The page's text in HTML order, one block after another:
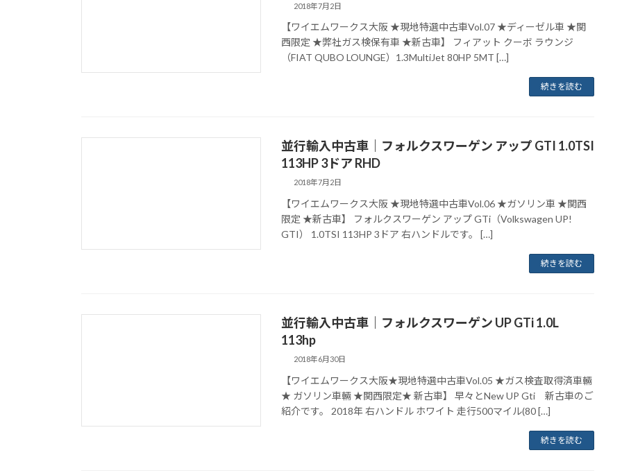
2018年7月2日
【ワイエムワークス大阪 ★現地特選中古車Vol.07 ★ディーゼル車 ★関
西限定 ★弊社ガス検保有車 ★新古車】 フィアット クーボ ラウンジ
（FIAT QUBO LOUNGE）1.3MultiJet 80HP 5MT […]
続きを読む
並行輸入中古車｜フォルクスワーゲン アップ GTI 1.0TSI
113HP 3ドア RHD
2018年7月2日
【ワイエムワークス大阪 ★現地特選中古車Vol.06 ★ガソリン車 ★関西
限定 ★新古車】 フォルクスワーゲン アップ GTi（Volkswagen UP!
GTI） 1.0TSI 113HP 3ドア 右ハンドルです。 […]
続きを読む
並行輸入中古車｜フォルクスワーゲン UP GTi 1.0L
113hp
2018年6月30日
【ワイエムワークス大阪★現地特選中古車Vol.05 ★ガス検査取得済車輛
★ ガソリン車輛 ★関西限定★ 新古車】 早々とNew UP Gti 新古車のご
紹介です。 2018年 右ハンドル ホワイト 走行500マイル(80 […]
続きを読む